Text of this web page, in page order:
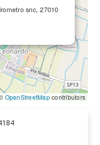
snc, 27010
OpenStreetMapcontributors